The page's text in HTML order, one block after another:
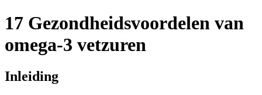
17 Gezondheidsvoordelen van
omega-3 vetzuren
Inleiding